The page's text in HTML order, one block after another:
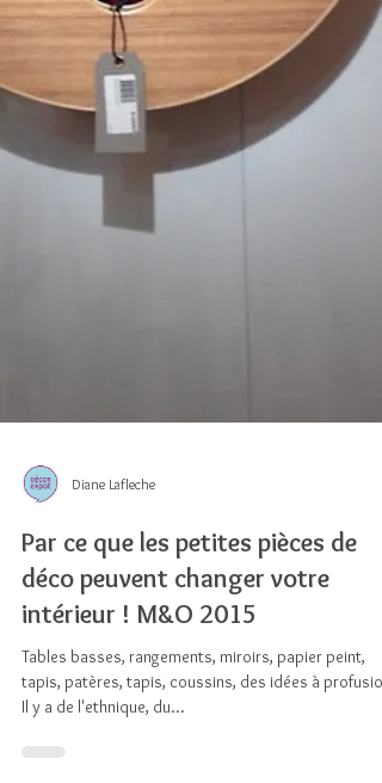
Diane Lafleche
Par ce que les petites pièces de
déco peuvent changer votre
intérieur ! M&O 2015
Tables basses, rangements, miroirs, papier peint,